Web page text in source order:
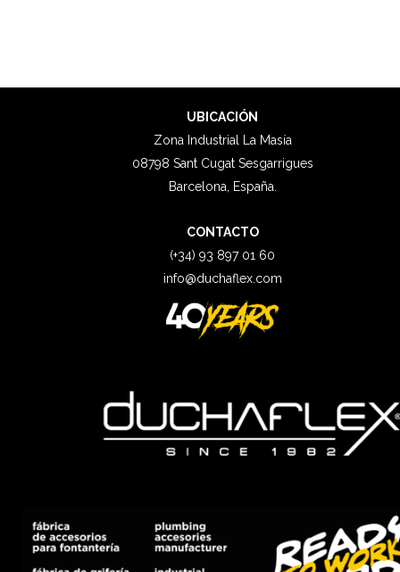
UBICACIÓN
Zona Industrial La Masía
08798 Sant Cugat Sesgarrigues
Barcelona, España.
CONTACTO
(+34) 93 897 01 60
info@duchaflex.com